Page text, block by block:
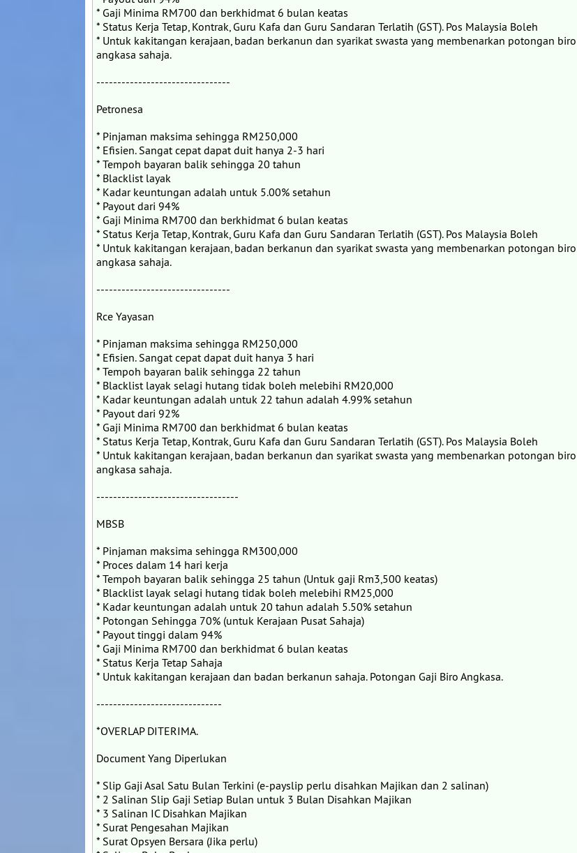
* Gaji Minima RM700 dan berkhidmat 6 bulan keatas
* Status Kerja Tetap, Kontrak, Guru Kafa dan Guru Sandaran Terlatih (GST). Pos Malaysia Boleh
* Untuk kakitangan kerajaan, badan berkanun dan syarikat swasta yang membenarkan potongan biro
angkasa sahaja.
--------------------------------
Petronesa
* Pinjaman maksima sehingga RM250,000
* Efisien. Sangat cepat dapat duit hanya 2-3 hari
* Tempoh bayaran balik sehingga 20 tahun
* Blacklist layak
* Kadar keuntungan adalah untuk 5.00% setahun
* Payout dari 94%
* Gaji Minima RM700 dan berkhidmat 6 bulan keatas
* Status Kerja Tetap, Kontrak, Guru Kafa dan Guru Sandaran Terlatih (GST). Pos Malaysia Boleh
* Untuk kakitangan kerajaan, badan berkanun dan syarikat swasta yang membenarkan potongan biro
angkasa sahaja.
--------------------------------
Rce Yayasan
* Pinjaman maksima sehingga RM250,000
* Efisien. Sangat cepat dapat duit hanya 3 hari
* Tempoh bayaran balik sehingga 22 tahun
* Blacklist layak selagi hutang tidak boleh melebihi RM20,000
* Kadar keuntungan adalah untuk 22 tahun adalah 4.99% setahun
* Payout dari 92%
* Gaji Minima RM700 dan berkhidmat 6 bulan keatas
* Status Kerja Tetap, Kontrak, Guru Kafa dan Guru Sandaran Terlatih (GST). Pos Malaysia Boleh
* Untuk kakitangan kerajaan, badan berkanun dan syarikat swasta yang membenarkan potongan biro
angkasa sahaja.
----------------------------------
MBSB
* Pinjaman maksima sehingga RM300,000
* Proces dalam 14 hari kerja
* Tempoh bayaran balik sehingga 25 tahun (Untuk gaji Rm3,500 keatas)
* Blacklist layak selagi hutang tidak boleh melebihi RM25,000
* Kadar keuntungan adalah untuk 20 tahun adalah 5.50% setahun
* Potongan Sehingga 70% (untuk Kerajaan Pusat Sahaja)
* Payout tinggi dalam 94%
* Gaji Minima RM700 dan berkhidmat 6 bulan keatas
* Status Kerja Tetap Sahaja
* Untuk kakitangan kerajaan dan badan berkanun sahaja. Potongan Gaji Biro Angkasa.
------------------------------
*OVERLAP DITERIMA.
Document Yang Diperlukan
* Slip Gaji Asal Satu Bulan Terkini (e-payslip perlu disahkan Majikan dan 2 salinan)
* 2 Salinan Slip Gaji Setiap Bulan untuk 3 Bulan Disahkan Majikan
* 3 Salinan IC Disahkan Majikan
* Surat Pengesahan Majikan
* Surat Opsyen Bersara (Jika perlu)